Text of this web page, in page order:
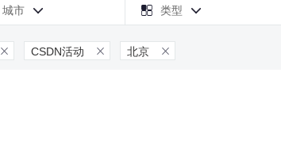
城市   类型 
 CSDN活动  北京 